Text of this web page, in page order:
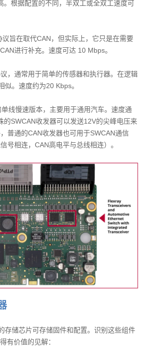
。根据配置的不同，半双工或全双工速度可
议旨在取代CAN，但实际上，它只是在需要
进行补充。速度可达 10 Mbps。
，通常用于简单的传感器和执行器。在逻辑
似。速度约为20 Kbps。
单线慢速版本，主要用于通用汽车。速度通
的SWCAN收发器可以发送12V的尖峰电压来
普通的CAN收发器也可用于SWCAN通信
号相连，CAN高电平与总线相连）。
存储芯片可存储固件和配置。识别这些组件
有价值的见解：